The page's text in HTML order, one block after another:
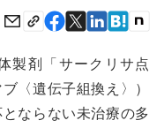
製剤「サークリサ点
〈遺伝子組換え〉）
ならない未治療の多